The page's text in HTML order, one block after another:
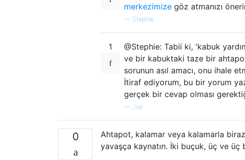
merkezimize göz atmanızı
— Stephie
1
@Stephie: Tabii ki, 'kabuk
ve bir kabuktaki taze bir
sorunun asıl amacı, onu ihale
İtiraf ediyorum, bu bir yorum
gerçek bir cevap olması
— Joe
0
Ahtapot, kalamar veya kalamarla
yavaşça kaynatın. İki buçuk, üç ve